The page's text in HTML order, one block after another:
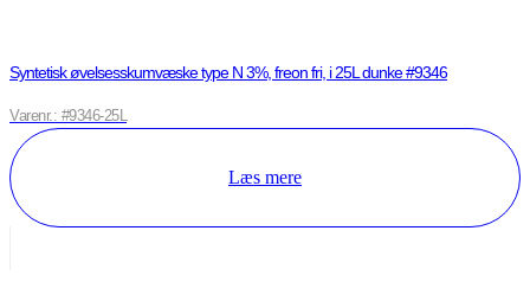
Syntetisk øvelsesskumvæske type N 3%, freon fri, i 25L dunke #9346
Varenr.: #9346-25L
Læs mere